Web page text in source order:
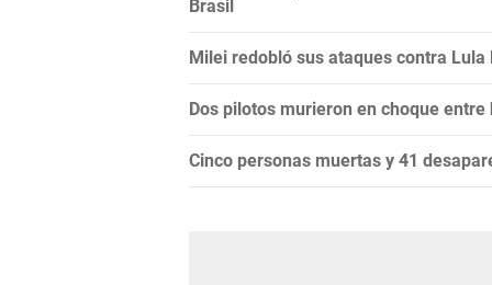
Brasil
Milei redobló sus ataques contra
Dos pilotos murieron en choque
Cinco personas muertas y 41